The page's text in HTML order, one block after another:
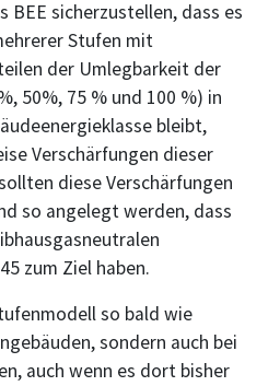
BEE sicherzustellen, dass es
Stufen mit
der Umlegbarkeit der
50%, 75 % und 100 %) in
bleibt,
Verschärfungen dieser
diese Verschärfungen
so angelegt werden, dass
zum Ziel haben.
so bald wie
sondern auch bei
auch wenn es dort bisher